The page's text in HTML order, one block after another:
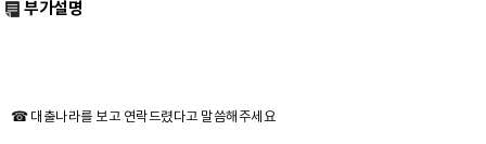
부가설명
☎ 대출나라를 보고 연락드렸다고 말씀해주세요